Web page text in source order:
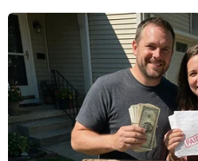
Nga hối OPCW điều
điều tra vũ khí hóa học
11/11/2016 14:24